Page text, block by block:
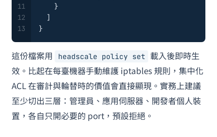
11
12
13
}
]
}
這份檔案用 headscale policy set
載入後即時生
效。比起在每臺機器手動維護 iptables 規則，集中化
ACL 在審計與輪替時的價值會直接顯現。實務上建議
至少切出三層：管理員、應用伺服器、開發者個人裝
置，各自只開必要的 port，預設拒絕。